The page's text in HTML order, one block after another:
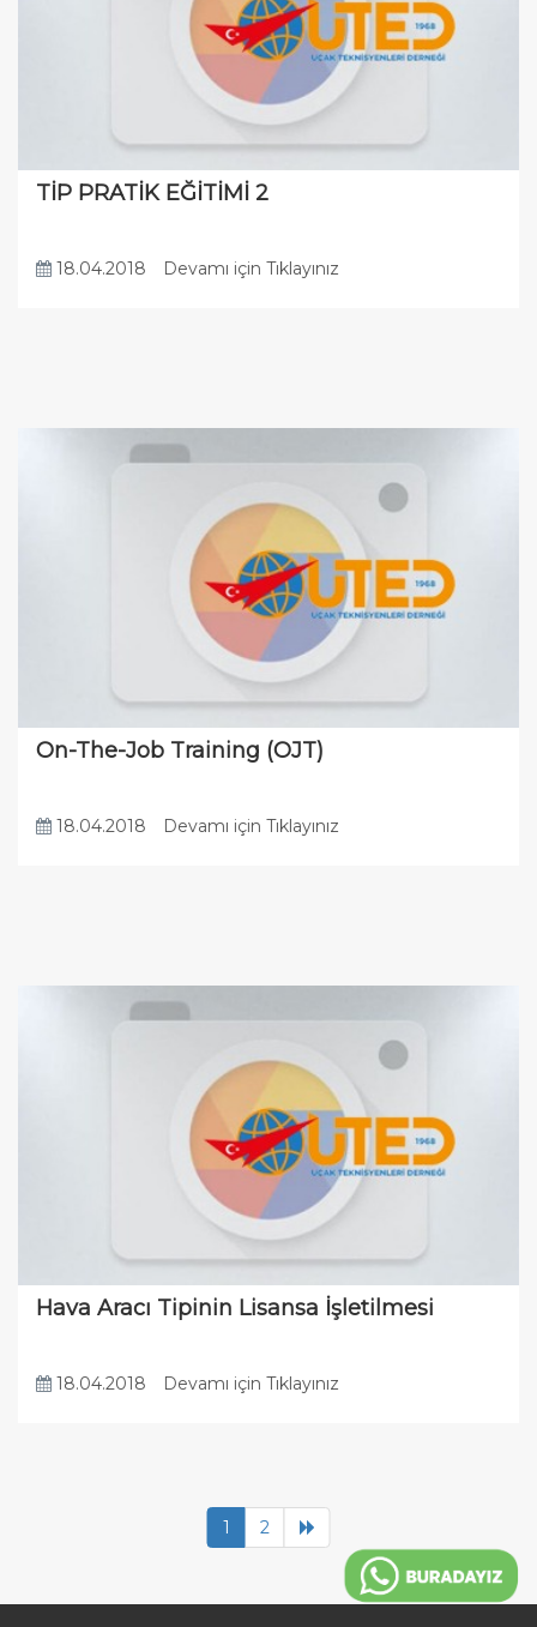
TİP PRATİK EĞİTİMİ 2
18.04.2018 Devamı için Tıklayınız
On-The-Job Training (OJT)
18.04.2018 Devamı için Tıklayınız
Hava Aracı Tipinin Lisansa İşletilmesi
18.04.2018 Devamı için Tıklayınız
1 2